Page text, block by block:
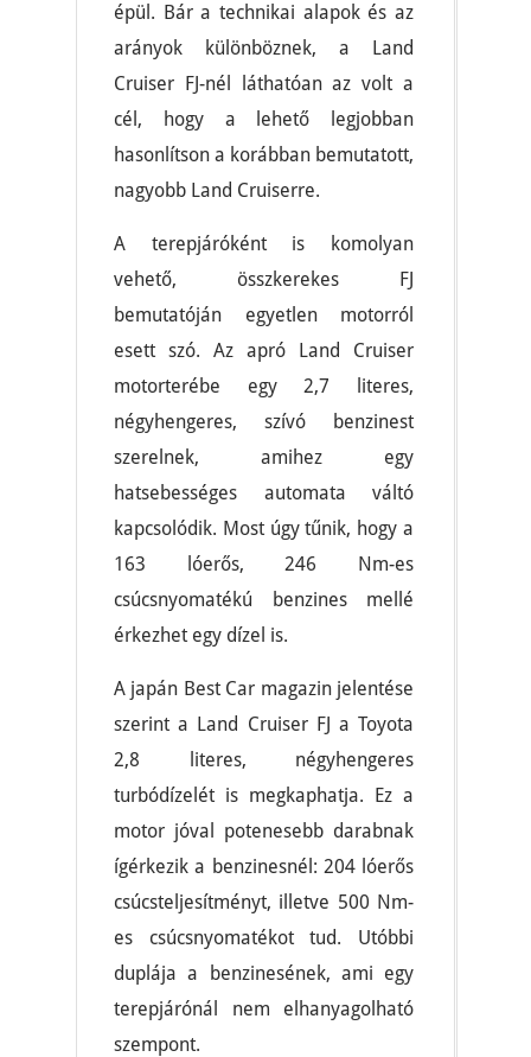
épül. Bár a technikai alapok és az
arányok különböznek, a Land
Cruiser FJ-nél láthatóan az volt a
cél, hogy a lehető legjobban
hasonlítson a korábban bemutatott,
nagyobb Land Cruiserre.
A terepjáróként is komolyan
vehető, összkerekes FJ
bemutatóján egyetlen motorról
esett szó. Az apró Land Cruiser
motorterébe egy 2,7 literes,
négyhengeres, szívó benzinest
szerelnek, amihez egy
hatsebességes automata váltó
kapcsolódik. Most úgy tűnik, hogy a
163 lóerős, 246 Nm-es
csúcsnyomatékú benzines mellé
érkezhet egy dízel is.
A japán Best Car magazin jelentése
szerint a Land Cruiser FJ a Toyota
2,8 literes, négyhengeres
turbódízelét is megkaphatja. Ez a
motor jóval potenesebb darabnak
ígérkezik a benzinesnél: 204 lóerős
csúcsteljesítményt, illetve 500 Nm-
es csúcsnyomatékot tud. Utóbbi
duplája a benzinesének, ami egy
terepjárónál nem elhanyagolható
szempont.